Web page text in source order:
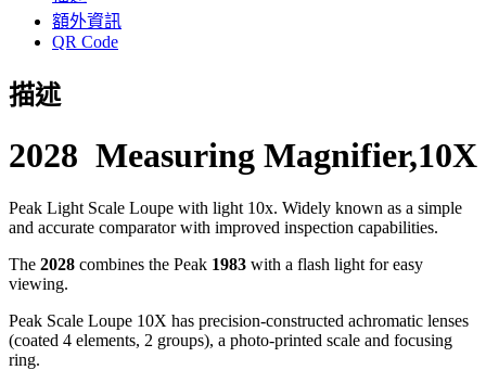
額外資訊
QR Code
描述
2028 Measuring Magnifier,10X
Peak Light Scale Loupe with light 10x. Widely known as a simple
and accurate comparator with improved inspection capabilities.
The 2028 combines the Peak 1983 with a flash light for easy
viewing.
Peak Scale Loupe 10X has precision-constructed achromatic lenses
(coated 4 elements, 2 groups), a photo-printed scale and focusing
ring.